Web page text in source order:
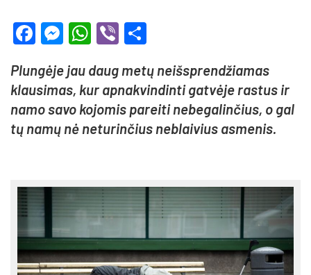
Facebook
Messenger
WhatsApp
Viber
Plun­gė­je jau daug me­tų neišsp­ren­džia­mas
klau­si­mas, kur ap­nak­vin­din­ti gat­vė­je ras­tus ir
na­mo sa­vo ko­jo­mis pa­rei­ti ne­be­ga­lin­čius, o gal
tų na­mų nė ne­tu­rin­čius ne­blai­vius as­me­nis.